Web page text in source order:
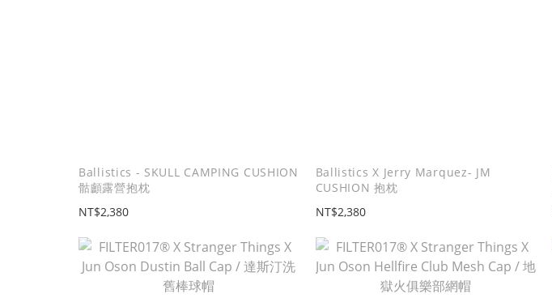
Ballistics - SKULL CAMPING CUSHION
骷顱露營抱枕
NT$2,380
Ballistics X Jerry Marquez- JM
CUSHION 抱枕
NT$2,380